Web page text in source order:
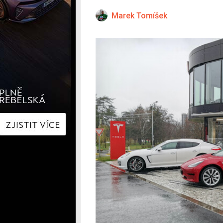
Kia
Peugeot
Renault
Škoda
Toyota
Volvo
Ostatní
Marek Tomíšek